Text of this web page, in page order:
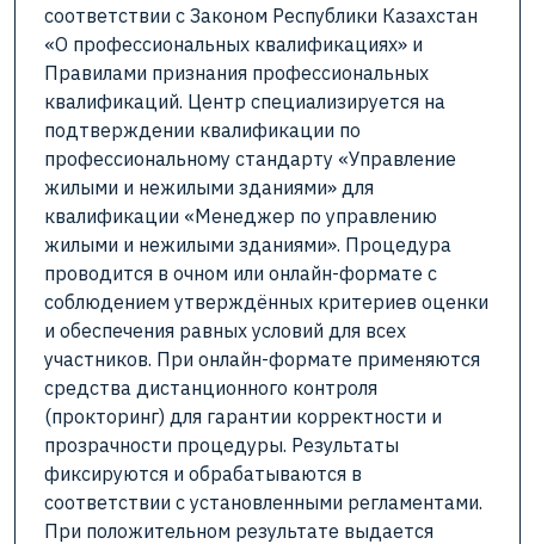
соответствии с Законом Республики Казахстан
«О профессиональных квалификациях» и
Правилами признания профессиональных
квалификаций. Центр специализируется на
подтверждении квалификации по
профессиональному стандарту «Управление
жилыми и нежилыми зданиями» для
квалификации «Менеджер по управлению
жилыми и нежилыми зданиями». Процедура
проводится в очном или онлайн-формате с
соблюдением утверждённых критериев оценки
и обеспечения равных условий для всех
участников. При онлайн-формате применяются
средства дистанционного контроля
(прокторинг) для гарантии корректности и
прозрачности процедуры. Результаты
фиксируются и обрабатываются в
соответствии с установленными регламентами.
При положительном результате выдается